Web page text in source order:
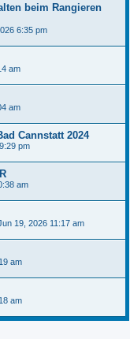
beim Rangieren
6:35 pm
am
am
Cannstatt 2024
pm
am
19, 2026 11:17 am
am
am